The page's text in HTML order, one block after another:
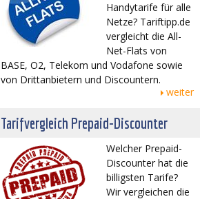
Handytarife für alle
Netze? Tariftipp.de
vergleicht die All-
Net-Flats von
BASE, O2, Telekom und Vodafone sowie
von Drittanbietern und Discountern.
weiter
Tarifvergleich Prepaid-Discounter
Welcher Prepaid-
Discounter hat die
billigsten Tarife?
Wir vergleichen die